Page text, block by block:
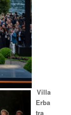
Villa
Erba
tra